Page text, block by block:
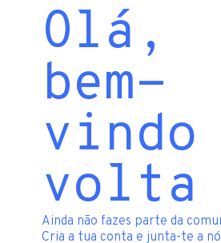
Olá,
bem-
vindo
volta
Ainda não fazes parte da
Cria a tua conta e junta-te a